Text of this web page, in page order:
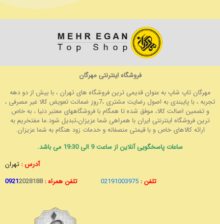
فروشگاه اینترنتی مهرگان
مهرگان تاپ شاپ به عنوان قدیمی ترین فروشگاه های تهران ، با بیش از دو دهه
تجربه ، با پایبندی به اصول رضایت مشتری ،7روز ضمانت تعویض کالا غیر مصرفی ،
و تضمین اصالت کالا، موفق شده تا همگام با فروشگاههای معتبر دنیا ، به خاص
ترین فروشگاه اینترنتی ایران با همراهی شما عزیزان،تبدیل شود.ما مفتخریم به
ارائه کالاهای خاص و با قیمتی منصفانه و خدمات زود هنگام به شما عزیزان.
ساعات پاسخگویی آنلاین از ساعت 9 الی 19:30 می باشد.
آدرس : تهران
تلفن : 02191003975 تلفن همراه : 09212028188